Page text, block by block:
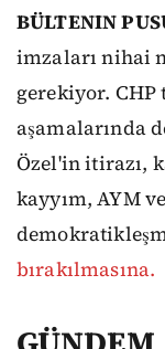
BÜLTENIN
imzaları nihai
gerekiyor.
aşamalarında
Özel'in itirazı,
kayyım, AYM
bırakılmasına.